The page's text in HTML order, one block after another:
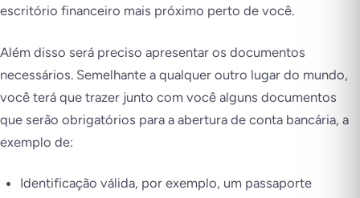
escritório financeiro mais próximo perto de você.
Além disso será preciso apresentar os documentos
necessários. Semelhante a qualquer outro lugar do mundo,
você terá que trazer junto com você alguns documentos
que serão obrigatórios para a abertura de conta bancária, a
exemplo de:
Identificação válida, por exemplo, um passaporte